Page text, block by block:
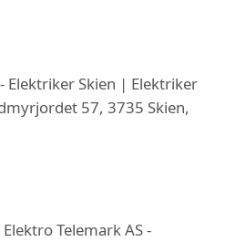
Elektriker Skien | Elektriker
57, 3735 Skien,
Telemark AS -